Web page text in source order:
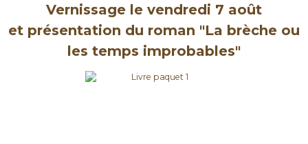
Vernissage le vendredi 7 août
et présentation du roman "La brèche ou
les temps improbables"